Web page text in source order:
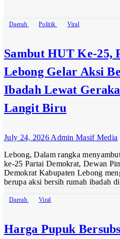
Daerah Politik Viral
Sambut HUT Ke-25,
Lebong Gelar Aksi
Ibadah Lewat
Langit Biru
July 24, 2026 Admin Masif Media
Lebong, Dalam rangka
ke-25 Partai Demokrat, Dewan
Demokrat Kabupaten Lebong
berupa aksi bersih rumah ibadah
Daerah Viral
Harga Pupuk